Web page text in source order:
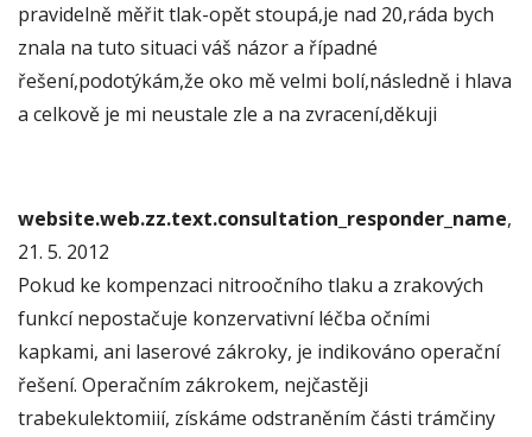
pravidelně měřit tlak-opět stoupá,je nad 20,ráda bych
znala na tuto situaci váš názor a řípadné
řešení,podotýkám,že oko mě velmi bolí,následně i hlava
a celkově je mi neustale zle a na zvracení,děkuji
website.web.zz.text.consultation_responder_name,
21. 5. 2012
Pokud ke kompenzaci nitroočního tlaku a zrakových
funkcí nepostačuje konzervativní léčba očními
kapkami, ani laserové zákroky, je indikováno operační
řešení. Operačním zákrokem, nejčastěji
trabekulektomiií, získáme odstraněním části trámčiny